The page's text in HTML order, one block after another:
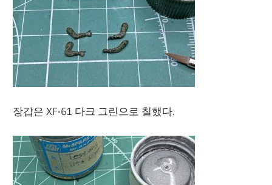
장갑은 XF-61 다크 그린으로 칠했다.